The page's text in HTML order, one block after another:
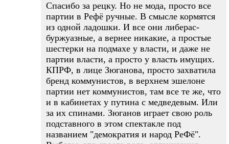
Спасибо за рецку. Но не мода, просто все
партии в Рефё ручные. В смысле кормятся
из одной ладошки. И все они либерас-
буржуазные, а вернее никакие, а простые
шестерки на подмахе у власти, и даже не
партии власти, а просто у власть имущих.
КПРФ, в лице Зюганова, просто захватила
бренд коммунистов, в верхнем эшелоне
партии нет коммунистов, там все те же, что
и в кабинетах у путина с медведевым. Или
за их спинами. Зюганов играет свою роль
подставного в этом спектакле под
названием "демократия и народ РеФё".